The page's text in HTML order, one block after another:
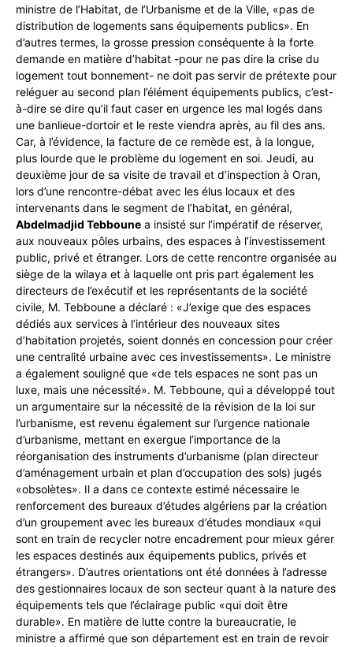
ministre de l’Habitat, de l’Urbanisme et de la Ville, «pas de
distribution de logements sans équipements publics». En
d’autres termes, la grosse pression conséquente à la forte
demande en matière d’habitat -pour ne pas dire la crise du
logement tout bonnement- ne doit pas servir de prétexte pour
reléguer au second plan l’élément équipements publics, c’est-
à-dire se dire qu’il faut caser en urgence les mal logés dans
une banlieue-dortoir et le reste viendra après, au fil des ans.
Car, à l’évidence, la facture de ce remède est, à la longue,
plus lourde que le problème du logement en soi. Jeudi, au
deuxième jour de sa visite de travail et d’inspection à Oran,
lors d’une rencontre-débat avec les élus locaux et des
intervenants dans le segment de l’habitat, en général,
Abdelmadjid Tebboune a insisté sur l’impératif de réserver,
aux nouveaux pôles urbains, des espaces à l’investissement
public, privé et étranger. Lors de cette rencontre organisée au
siège de la wilaya et à laquelle ont pris part également les
directeurs de l’exécutif et les représentants de la société
civile, M. Tebboune a déclaré : «J’exige que des espaces
dédiés aux services à l’intérieur des nouveaux sites
d’habitation projetés, soient donnés en concession pour créer
une centralité urbaine avec ces investissements». Le ministre
a également souligné que «de tels espaces ne sont pas un
luxe, mais une nécessité». M. Tebboune, qui a développé tout
un argumentaire sur la nécessité de la révision de la loi sur
l’urbanisme, est revenu également sur l’urgence nationale
d’urbanisme, mettant en exergue l’importance de la
réorganisation des instruments d’urbanisme (plan directeur
d’aménagement urbain et plan d’occupation des sols) jugés
«obsolètes». Il a dans ce contexte estimé nécessaire le
renforcement des bureaux d’études algériens par la création
d’un groupement avec les bureaux d’études mondiaux «qui
sont en train de recycler notre encadrement pour mieux gérer
les espaces destinés aux équipements publics, privés et
étrangers». D’autres orientations ont été données à l’adresse
des gestionnaires locaux de son secteur quant à la nature des
équipements tels que l’éclairage public «qui doit être
durable». En matière de lutte contre la bureaucratie, le
ministre a affirmé que son département est en train de revoir